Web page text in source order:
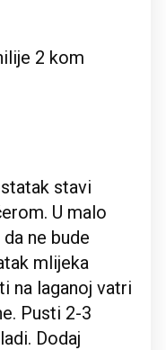
2 kom
stavi
U malo
ne bude
mlijeka
na laganoj vatri
Pusti 2-3
Dodaj